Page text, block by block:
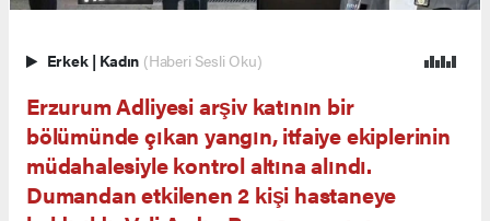
Erkek | Kadın (Haberi Sesli Oku)
Erzurum Adliyesi arşiv katının bir
bölümünde çıkan yangın, itfaiye ekiplerinin
müdahalesiyle kontrol altına alındı.
Dumandan etkilenen 2 kişi hastaneye